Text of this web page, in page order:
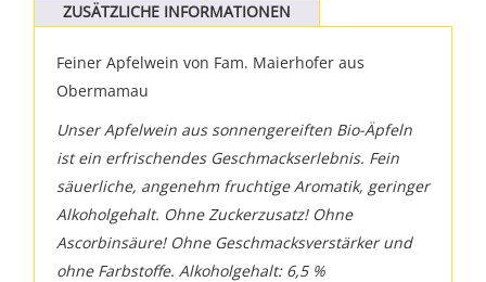
ZUSÄTZLICHE INFORMATIONEN
Feiner Apfelwein von Fam. Maierhofer aus
Obermamau
Unser Apfelwein aus sonnengereiften Bio-Äpfeln
ist ein erfrischendes Geschmackserlebnis. Fein
säuerliche, angenehm fruchtige Aromatik, geringer
Alkoholgehalt. Ohne Zuckerzusatz! Ohne
Ascorbinsäure! Ohne Geschmacksverstärker und
ohne Farbstoffe. Alkoholgehalt: 6,5 %